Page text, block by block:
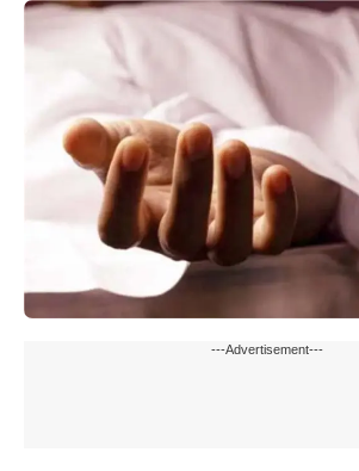
---Advertisement---